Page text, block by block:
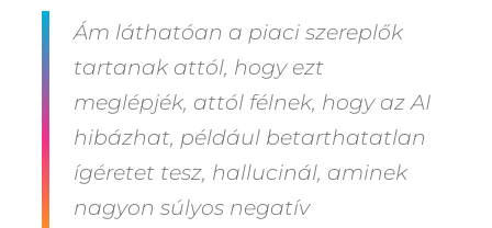
Ám láthatóan a piaci szereplők
tartanak attól, hogy ezt
meglépjék, attól félnek, hogy az AI
hibázhat, például betarthatatlan
ígéretet tesz, hallucinál, aminek
nagyon súlyos negatív